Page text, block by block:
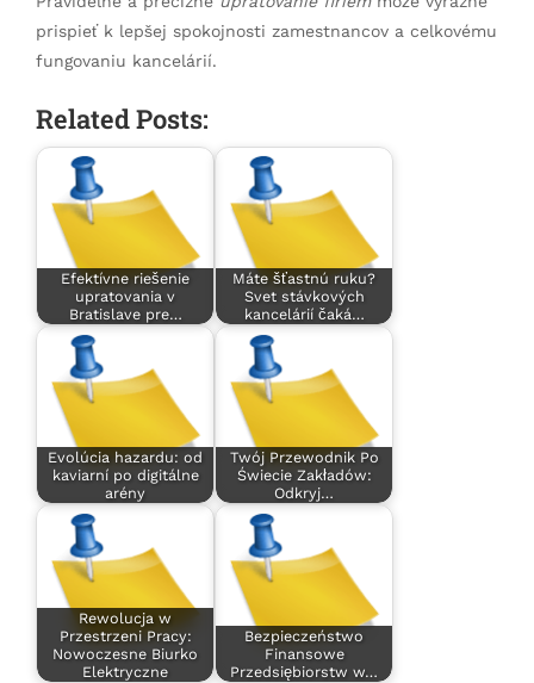
prispieť k lepšej spokojnosti zamestnancov a celkovému
fungovaniu kancelárií.
Related Posts:
Efektívne riešenie
upratovania v
Bratislave pre…
Máte šťastnú ruku?
Svet stávkových
kancelárií čaká…
Evolúcia hazardu: od
kaviarní po digitálne
arény
Twój Przewodnik Po
Świecie Zakładów:
Odkryj…
Rewolucja w
Przestrzeni Pracy:
Nowoczesne Biurko
Elektryczne
Bezpieczeństwo
Finansowe
Przedsiębiorstw w…